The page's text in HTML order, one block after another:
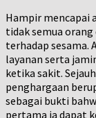
Hampir mencapai
tidak semua
terhadap sesama.
layanan serta
ketika sakit.
penghargaan
sebagai bukti
pertama ia dapat